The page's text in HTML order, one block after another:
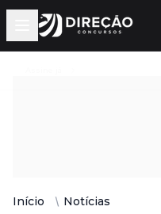
Open main menu
Início Notícias